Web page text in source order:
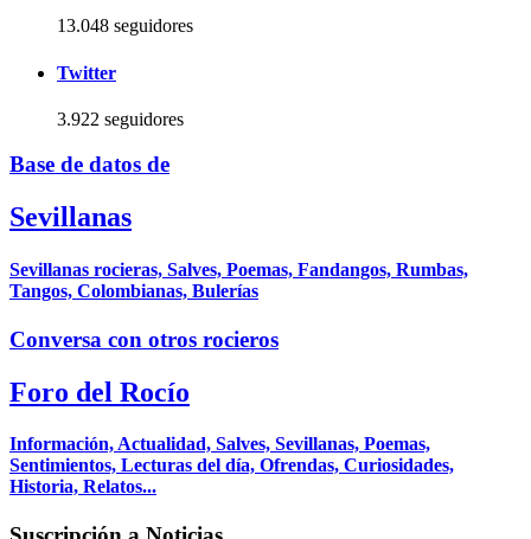
13.048 seguidores
Twitter
3.922 seguidores
Base de datos de
Sevillanas
Sevillanas rocieras, Salves, Poemas, Fandangos, Rumbas,
Tangos, Colombianas, Bulerías
Conversa con otros rocieros
Foro del Rocío
Información, Actualidad, Salves, Sevillanas, Poemas,
Sentimientos, Lecturas del día, Ofrendas, Curiosidades,
Historia, Relatos...